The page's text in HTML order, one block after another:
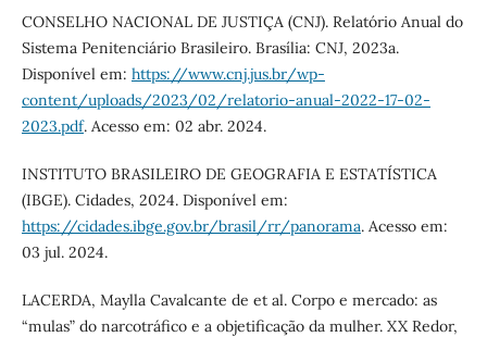
CONSELHO NACIONAL DE JUSTIÇA (CNJ). Relatório Anual do
Sistema Penitenciário Brasileiro. Brasília: CNJ, 2023a.
Disponível em: https://www.cnj.jus.br/wp-
content/uploads/2023/02/relatorio-anual-2022-17-02-
2023.pdf. Acesso em: 02 abr. 2024.
INSTITUTO BRASILEIRO DE GEOGRAFIA E ESTATÍSTICA
(IBGE). Cidades, 2024. Disponível em:
https://cidades.ibge.gov.br/brasil/rr/panorama. Acesso em:
03 jul. 2024.
LACERDA, Maylla Cavalcante de et al. Corpo e mercado: as
“mulas” do narcotráfico e a objetificação da mulher. XX Redor,